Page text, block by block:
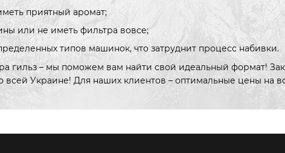
приятный аромат;
или не иметь фильтра вовсе;
типов машинок, что затруднит процесс набивки.
гильз – мы поможем вам найти свой идеальный формат!
всей Украине! Для наших клиентов – оптимальные цены на